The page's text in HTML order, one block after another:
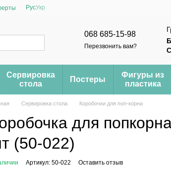
РусУкр
068 685-15-98
Перезвонить вам?
Сервировка
стола
Постеры
Фигуры из
пластика
Сервировка стола Коробочки для поп-корна
для
(50-022)
Артикул: 50-022 Оставить отзыв